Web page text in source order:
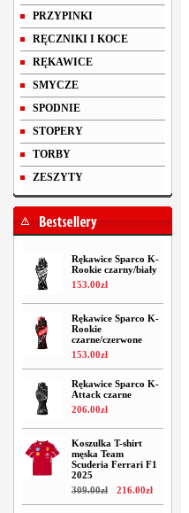
PRZYPINKI
RĘCZNIKI I KOCE
RĘKAWICE
SMYCZE
SPODNIE
STOPERY
TORBY
ZESZYTY
Rękawice Sparco K-
Rookie czarny/biały
153.00zł
Rękawice Sparco K-
Rookie
czarne/czerwone
153.00zł
Rękawice Sparco K-
Attack czarne
206.00zł
Koszulka T-shirt
męska Team
Scuderia Ferrari F1
2025
309.00zł 216.00zł